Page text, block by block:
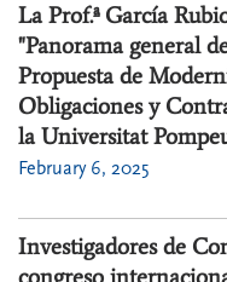
La Prof.ª García
"Panorama general
Propuesta de
Obligaciones y
la Universitat
February 6, 2025
Investigadores de